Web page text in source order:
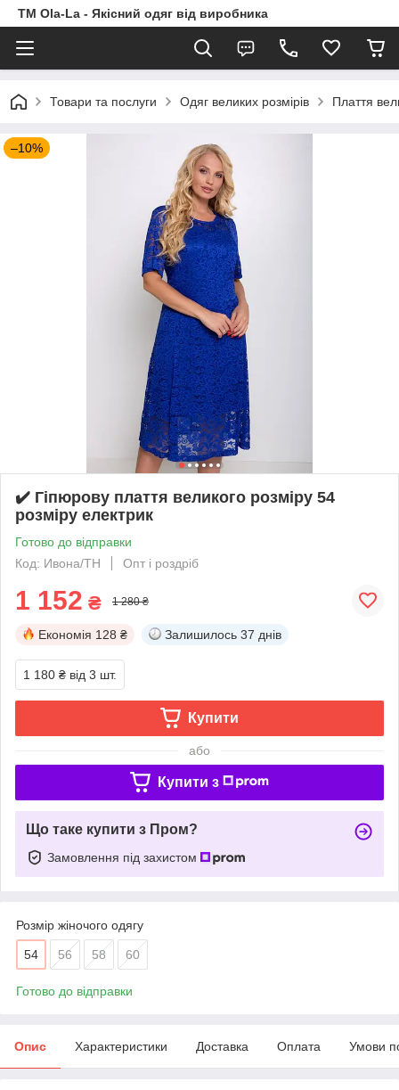
TM Ola-La - Якісний одяг від виробника
Товари та послуги Одяг великих розмірів Плаття
–10%
✔️ Гіпюрову плаття великого розміру 54
розміру електрик
Готово до відправки
Код: Ивона/ТН
Опт і роздріб
1 152 ₴ 1 280 ₴
Економія 128 ₴ Залишилось 37 днів
1 180 ₴ від 3 шт.
Купити
або
Купити з
Що таке купити з Пром?
Замовлення під захистом
Розмір жіночого одягу
54 56 58 60
Готово до відправки
Опис Характеристики Доставка Оплата Умови